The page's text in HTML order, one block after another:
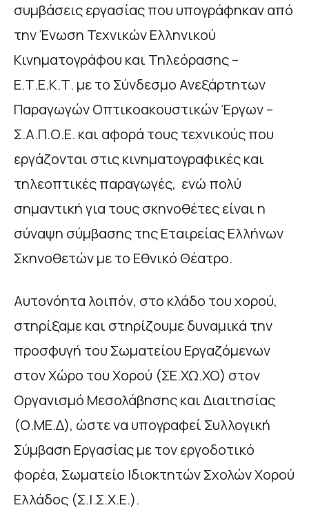
συμβάσεις εργασίας που υπογράφηκαν από
την Ένωση Τεχνικών Ελληνικού
Κινηματογράφου και Τηλεόρασης –
Ε.Τ.Ε.Κ.Τ. με το Σύνδεσμο Ανεξάρτητων
Παραγωγών Οπτικοακουστικών Έργων –
Σ.Α.Π.Ο.Ε. και αφορά τους τεχνικούς που
εργάζονται στις κινηματογραφικές και
τηλεοπτικές παραγωγές, ενώ πολύ
σημαντική για τους σκηνοθέτες είναι η
σύναψη σύμβασης της Εταιρείας Ελλήνων
Σκηνοθετών με το Εθνικό Θέατρο.
Αυτονόητα λοιπόν, στο κλάδο του χορού,
στηρίξαμε και στηρίζουμε δυναμικά την
προσφυγή του Σωματείου Εργαζόμενων
στον Χώρο του Χορού (ΣΕ.ΧΩ.ΧΟ) στον
Οργανισμό Μεσολάβησης και Διαιτησίας
(Ο.ΜΕ.Δ), ώστε να υπογραφεί Συλλογική
Σύμβαση Εργασίας με τον εργοδοτικό
φορέα, Σωματείο Ιδιοκτητών Σχολών Χορού
Ελλάδος (Σ.Ι.Σ.Χ.Ε.).